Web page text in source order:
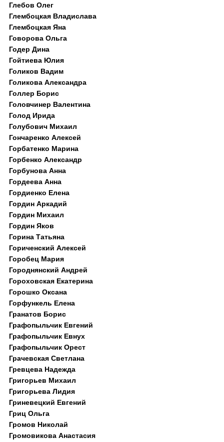
Глебов Олег
Глембоцкая Владислава
Глембоцкая Яна
Говорова Ольга
Годер Дина
Гойтиева Юлия
Голиков Вадим
Голикова Александра
Голлер Борис
Головчинер Валентина
Голод Ирида
Голубович Михаил
Гончаренко Алексей
Горбатенко Марина
Горбенко Александр
Горбунова Анна
Гордеева Анна
Гордиенко Елена
Гордин Аркадий
Гордин Михаил
Гордин Яков
Горина Татьяна
Гориченский Алексей
Горобец Мария
Городнянский Андрей
Гороховская Екатерина
Горошко Оксана
Горфункель Елена
Гранатов Борис
Графопыльчик Евгений
Графопыльчик Евнух
Графопыльчик Орест
Грачевская Светлана
Гревцева Надежда
Григорьев Михаил
Григорьева Лидия
Гриневецкий Евгений
Гриц Ольга
Громов Николай
Громовикова Анастасия